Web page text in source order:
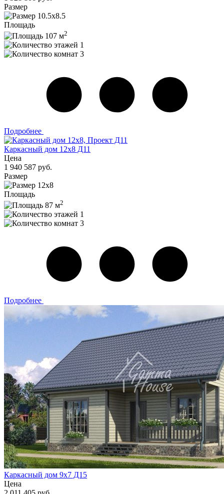
Размер
10.5х8.5
Площадь
107 м2
1
3
Подробнее
Каркасный дом 12х8 Д11
Цена
1 940 587 руб.
Размер
12х8
Площадь
87 м2
1
3
Подробнее
Каркасный дом 9х7 Д15
Цена